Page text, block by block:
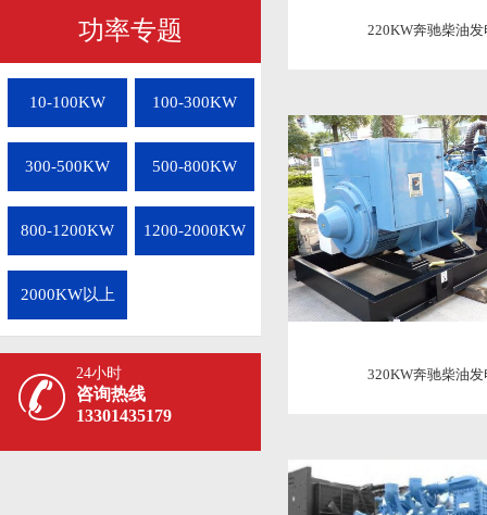
功率专题
10-100KW 100-300KW
300-500KW 500-800KW
800-1200KW 1200-2000KW
2000KW以上
24小时
咨询热线
13301435179
220KW奔驰柴油发
320KW奔驰柴油发